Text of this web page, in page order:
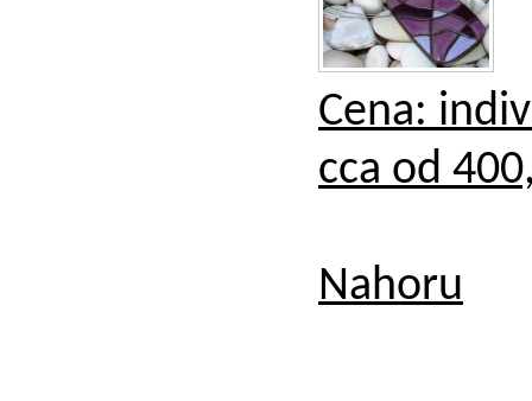
Cena:
cca od
Nahoru